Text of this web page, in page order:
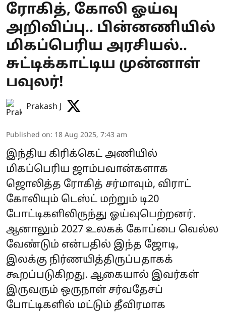
ரோகித், கோலி ஓய்வு
அறிவிப்பு.. பின்னணியில்
மிகப்பெரிய அரசியல்..
சுட்டிக்காட்டிய முன்னாள்
பவுலர்!
Prakash J
Published on: 18 Aug 2025, 7:43 am
இந்திய கிரிக்கெட் அணியில்
மிகப்பெரிய ஜாம்பவான்களாக
ஜொலித்த ரோகித் சர்மாவும், விராட்
கோலியும் டெஸ்ட் மற்றும் டி20
போட்டிகளிலிருந்து ஓய்வுபெற்றனர்.
ஆனாலும் 2027 உலகக் கோப்பை வெல்ல
வேண்டும் என்பதில் இந்த ஜோடி,
இலக்கு நிர்ணயித்திருப்பதாகக்
கூறப்படுகிறது. ஆகையால் இவர்கள்
இருவரும் ஒருநாள் சர்வதேசப்
போட்டிகளில் மட்டும் தீவிரமாக